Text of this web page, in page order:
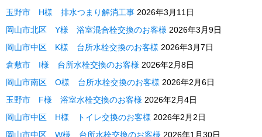
玉野市 H様 排水つまり解消工事 2026年3月11日
岡山市北区 Y様 浴室混合栓交換のお客様 2026年3月9日
岡山市中区 K様 台所水栓交換のお客様 2026年3月7日
倉敷市 I様 台所水栓交換のお客様 2026年2月8日
岡山市南区 O様 台所水栓交換のお客様 2026年2月6日
玉野市 F様 浴室水栓交換のお客様 2026年2月4日
岡山市中区 H様 トイレ交換のお客様 2026年2月2日
岡山市中区 W様 台所水栓交換のお客様 2026年1月30日